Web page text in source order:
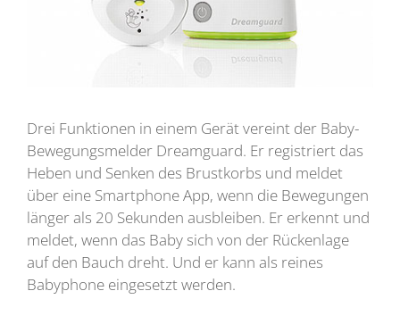
Drei Funktionen in einem Gerät vereint der Baby-
Bewegungsmelder Dreamguard. Er registriert das
Heben und Senken des Brustkorbs und meldet
über eine Smartphone App, wenn die Bewegungen
länger als 20 Sekunden ausbleiben. Er erkennt und
meldet, wenn das Baby sich von der Rückenlage
auf den Bauch dreht. Und er kann als reines
Babyphone eingesetzt werden.